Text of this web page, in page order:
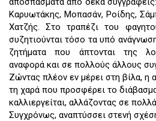
Καρυωτάκης, Μοπασάν, Ροίδης,
Χατζής. Στο τραπέζι του
συζητιούνται τόσο τα υπό
ζητήματα που άπτονται της
αναφορά και σε πολλούς άλλους
Ζώντας πλέον εν μέρει στη βίλα, η
τη χαρά που προσφέρει το διάβασμα
καλλιεργείται, αλλάζοντας σε
Συγχρόνως, αναπτύσσει στενή